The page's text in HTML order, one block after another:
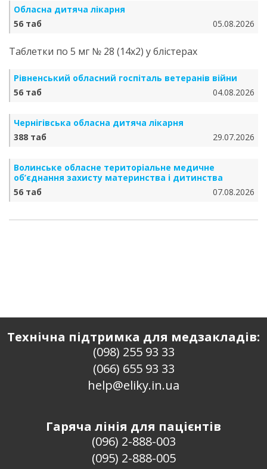
Обласна дитяча лікарня
56 таб
05.08.2026
Таблетки по 5 мг № 28 (14х2) у блістерах
Рівненський обласний госпіталь ветеранів війни
56 таб
04.08.2026
Чернігівська обласна дитяча лікарня
388 таб
29.07.2026
Волинське обласне територіальне медичне
об’єднання захисту материнства і дитинства
56 таб
07.08.2026
Технічна підтримка для медзакладів:
(098) 255 93 33
(066) 655 93 33
help@eliky.in.ua
Гаряча лінія для пацієнтів
(096) 2-888-003
(095) 2-888-005